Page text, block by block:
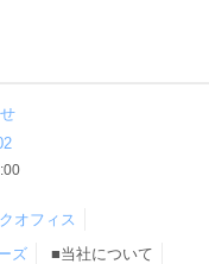
オフィス
ズ
■当社について